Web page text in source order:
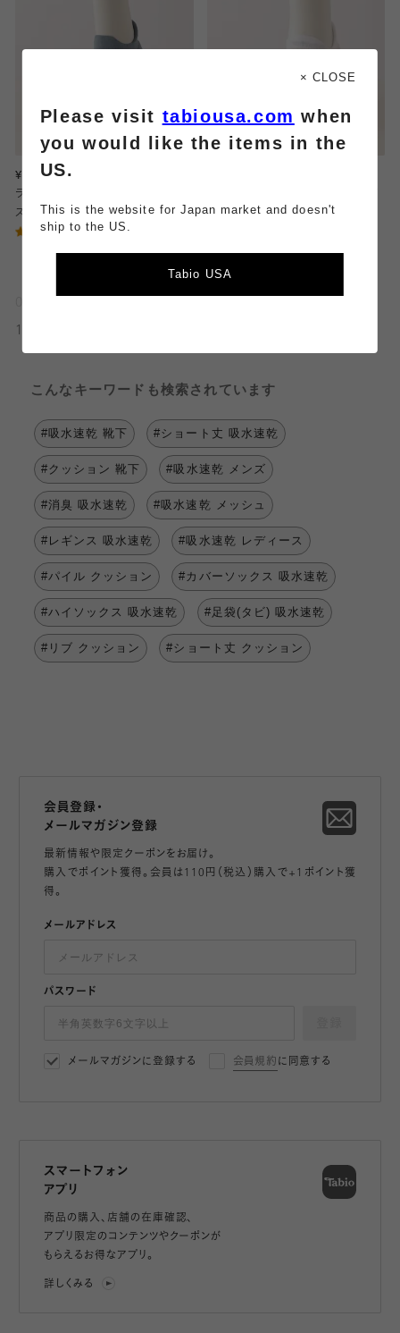
¥1,980
ライトクッションノーショー / Sサイ
ズ
5.0 （1）
ズ
12件中 1件 - 12件
こんなキーワードも検索されています
#吸水速乾 靴下 #ショート丈 吸水速乾
#クッション 靴下 #吸水速乾 メンズ
#消臭 吸水速乾 #吸水速乾 メッシュ
#レギンス 吸水速乾 #吸水速乾 レディース
#パイル クッション #カバーソックス 吸水速乾
#ハイソックス 吸水速乾 #足袋(タビ) 吸水速乾
#リブ クッション #ショート丈 クッション
会員登録・
メールマガジン登録
最新情報や限定クーポンをお届け。
購入でポイント獲得。会員は110円（税込）購入で+1ポイント獲
得。
メールアドレス
パスワード
メールマガジンに登録する 会員規約 に同意する
スマートフォン
アプリ
商品の購入、店舗の在庫確認、
アプリ限定のコンテンツやクーポンが
もらえるお得なアプリ。
詳しくみる
× CLOSE
Please visit tabiousa.com when
you would like the items in the
US.
This is the website for Japan market and doesn't
ship to the US.
Tabio USA